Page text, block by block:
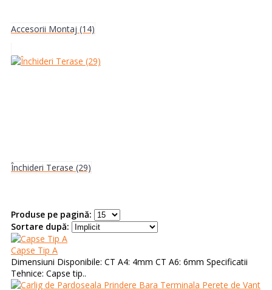
Accesorii Montaj (14)
Închideri Terase (29)
Produse pe pagină:
Sortare după:
Capse Tip A
Dimensiuni Disponibile: CT A4: 4mm CT A6: 6mm Specificatii
Tehnice: Capse tip..